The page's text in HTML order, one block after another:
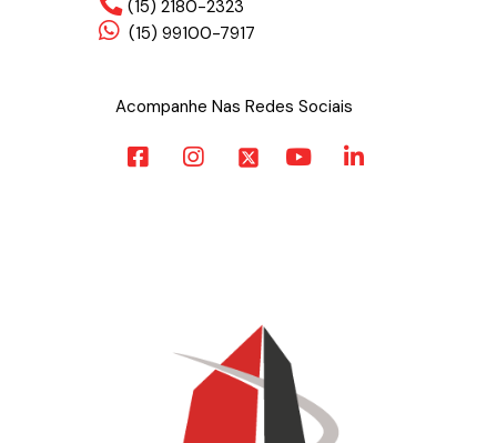
(15) 2180-2323
(15) 99100-7917
Acompanhe Nas Redes Sociais